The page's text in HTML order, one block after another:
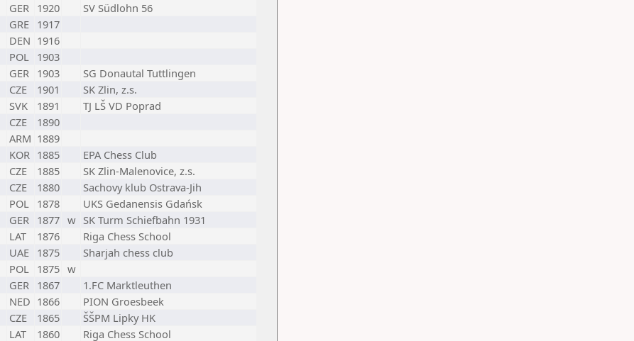
GER 1920
SV Südlohn 56
GRE 1917
DEN 1916
POL 1903
GER 1903
SG Donautal Tuttlingen
CZE 1901
SK Zlin, z.s.
SVK 1891
TJ LŠ VD Poprad
CZE
1890
ARM 1889
KOR 1885
EPA Chess Club
CZE 1885
SK Zlin-Malenovice, z.s.
CZE 1880
Sachovy klub Ostrava-Jih
POL 1878
UKS Gedanensis Gdańsk
GER 1877 w SK Turm Schiefbahn 1931
LAT 1876
Riga Chess School
UAE 1875
Sharjah chess club
POL 1875 w
GER 1867
1.FC Marktleuthen
NED 1866
PION Groesbeek
CZE 1865
ŠŠPM Lipky HK
LAT 1860
Riga Chess School